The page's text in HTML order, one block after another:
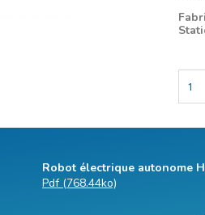
Robot électrique autonome
Pdf (768.44ko)